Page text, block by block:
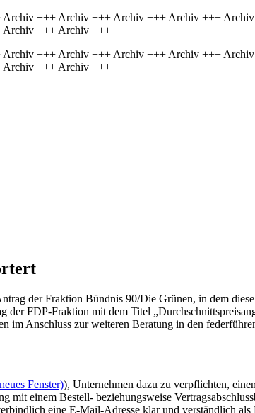
+++ Archiv +++ Archiv +++ Archiv +++
+++ Archiv +++
+++ Archiv +++ Archiv +++ Archiv +++
+++ Archiv +++
der Fraktion Bündnis 90/Die Grünen, in dem
der FDP-Fraktion mit dem Titel
im Anschluss zur weiteren Beratung in den
Fenster)), Unternehmen dazu zu verpflichten,
mit einem Bestell- beziehungsweise
eine E-Mail-Adresse klar und verständlich